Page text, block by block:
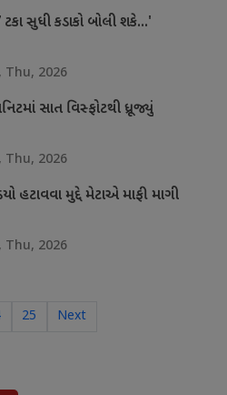
ટકા સુધી કડાકો બોલી શકે...'
Thu, 2026
સાત વિસ્ફોટથી ધ્રૂજ્યું
Thu, 2026
હટાવવા મુદ્દે મેટાએ માફી માગી
Thu, 2026
25 Next